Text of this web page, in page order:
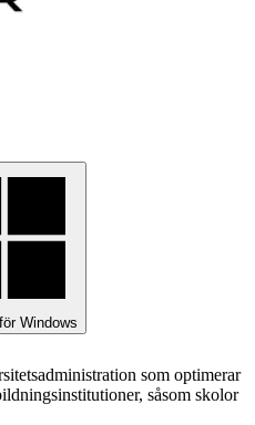
Windows
som optimerar
såsom skolor